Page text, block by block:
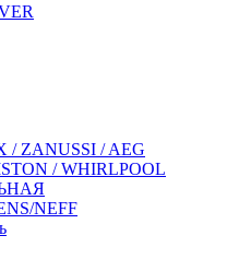
/ ZANUSSI / AEG
/ WHIRLPOOL
NEFF